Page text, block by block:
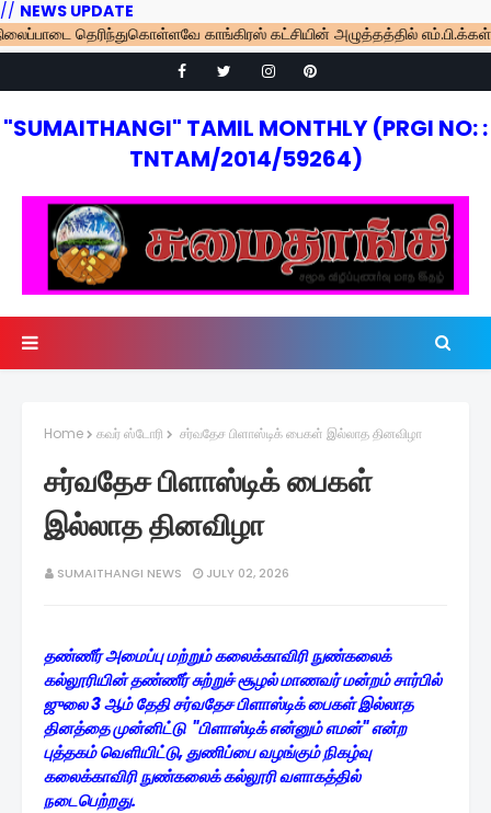
// NEWS UPDATE
தெரிந்துகொள்ளவே காங்கிரஸ் கட்சியின் அழுத்தத்தில் எம்.பி.க்கள்
"SUMAITHANGI" TAMIL MONTHLY (PRGI NO: :
TNTAM/2014/59264)
Home கவர் ஸ்டோரி சர்வதேச பிளாஸ்டிக் பைகள் இல்லாத தினவிழா
சர்வதேச பிளாஸ்டிக் பைகள்
இல்லாத தினவிழா
SUMAITHANGI NEWS JULY 02, 2026
தண்ணீர் அமைப்பு மற்றும் கலைக்காவிரி நுண்கலைக்
கல்லூரியின் தண்ணீர் சுற்றுச் சூழல் மாணவர் மன்றம் சார்பில்
ஜுலை 3 ஆம் தேதி சர்வதேச பிளாஸ்டிக் பைகள் இல்லாத
தினத்தை முன்னிட்டு "பிளாஸ்டிக் என்னும் எமன்" என்ற
புத்தகம் வெளியிட்டு, துணிப்பை வழங்கும் நிகழ்வு
கலைக்காவிரி நுண்கலைக் கல்லூரி வளாகத்தில்
நடைபெற்றது.